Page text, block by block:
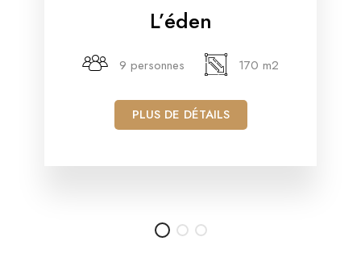
L’éden
9 personnes 170 m2
PLUS DE DÉTAILS